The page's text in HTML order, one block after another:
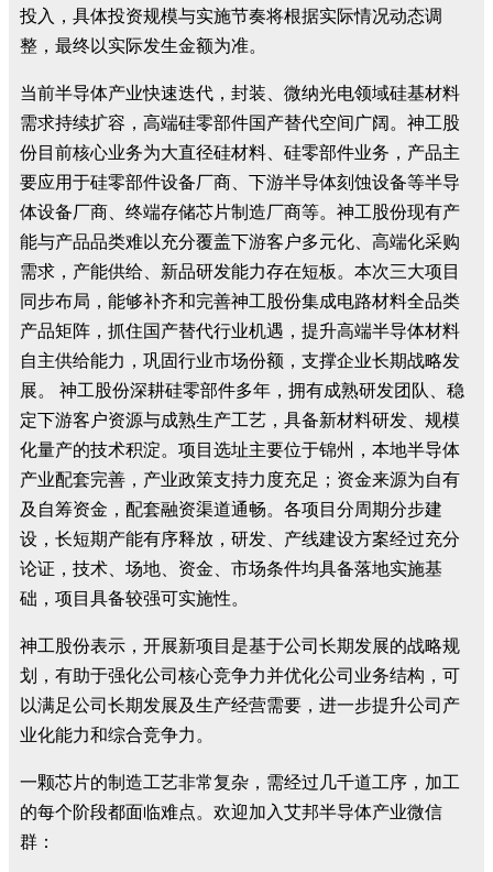
投入，具体投资规模与实施节奏将根据实际情况动态调
整，最终以实际发生金额为准。
当前半导体产业快速迭代，封装、微纳光电领域硅基材料
需求持续扩容，高端硅零部件国产替代空间广阔。神工股
份目前核心业务为大直径硅材料、硅零部件业务，产品主
要应用于硅零部件设备厂商、下游半导体刻蚀设备等半导
体设备厂商、终端存储芯片制造厂商等。神工股份现有产
能与产品品类难以充分覆盖下游客户多元化、高端化采购
需求，产能供给、新品研发能力存在短板。本次三大项目
同步布局，能够补齐和完善神工股份集成电路材料全品类
产品矩阵，抓住国产替代行业机遇，提升高端半导体材料
自主供给能力，巩固行业市场份额，支撑企业长期战略发
展。 神工股份深耕硅零部件多年，拥有成熟研发团队、稳
定下游客户资源与成熟生产工艺，具备新材料研发、规模
化量产的技术积淀。项目选址主要位于锦州，本地半导体
产业配套完善，产业政策支持力度充足；资金来源为自有
及自筹资金，配套融资渠道通畅。各项目分周期分步建
设，长短期产能有序释放，研发、产线建设方案经过充分
论证，技术、场地、资金、市场条件均具备落地实施基
础，项目具备较强可实施性。
神工股份表示，开展新项目是基于公司长期发展的战略规
划，有助于强化公司核心竞争力并优化公司业务结构，可
以满足公司长期发展及生产经营需要，进一步提升公司产
业化能力和综合竞争力。
一颗芯片的制造工艺非常复杂，需经过几千道工序，加工
的每个阶段都面临难点。欢迎加入艾邦半导体产业微信
群：